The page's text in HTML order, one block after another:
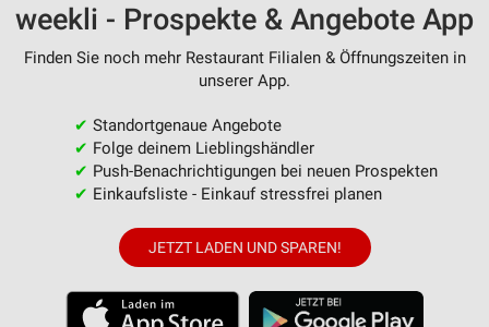
weekli - Prospekte & Angebote App
Finden Sie noch mehr Restaurant Filialen & Öffnungszeiten in
unserer App.
✔ Standortgenaue Angebote
✔ Folge deinem Lieblingshändler
✔ Push-Benachrichtigungen bei neuen Prospekten
✔ Einkaufsliste - Einkauf stressfrei planen
JETZT LADEN UND SPAREN!